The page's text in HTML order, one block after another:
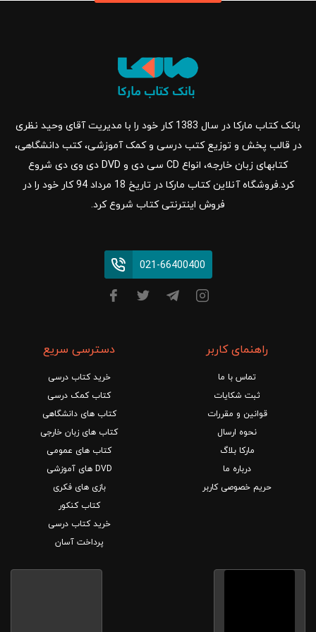
بانک کتاب مارکا در سال 1383 کار خود را با مدیریت آقای وحید نظری
در قالب پخش و توزیع کتب درسی و کمک آموزشی، کتب دانشگاهی،
کتابهای زبان خارجه، انواع CD سی دی و DVD دی وی دی شروع
کرد.فروشگاه آنلاین کتاب مارکا در تاریخ 18 مرداد 94 کار خود را در
فروش اینترنتی کتاب شروع کرد.
021-66400400
راهنمای کاربر
تماس با ما
ثبت شکایات
قوانین و مقررات
نحوه ارسال
مارکا بلاگ
درباره ما
حریم خصوصی کاربر
دسترسی سریع
خرید کتاب درسی
کتاب کمک درسی
کتاب های دانشگاهی
کتاب های زبان خارجی
کتاب های عمومی
DVD های آموزشی
بازی های فکری
کتاب کنکور
خرید کتاب درسی
پرداخت آسان